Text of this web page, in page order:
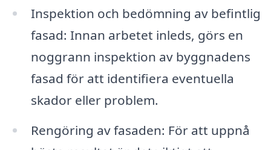
Inspektion och bedömning av befintlig
fasad: Innan arbetet inleds, görs en
noggrann inspektion av byggnadens
fasad för att identifiera eventuella
skador eller problem.
Rengöring av fasaden: För att uppnå